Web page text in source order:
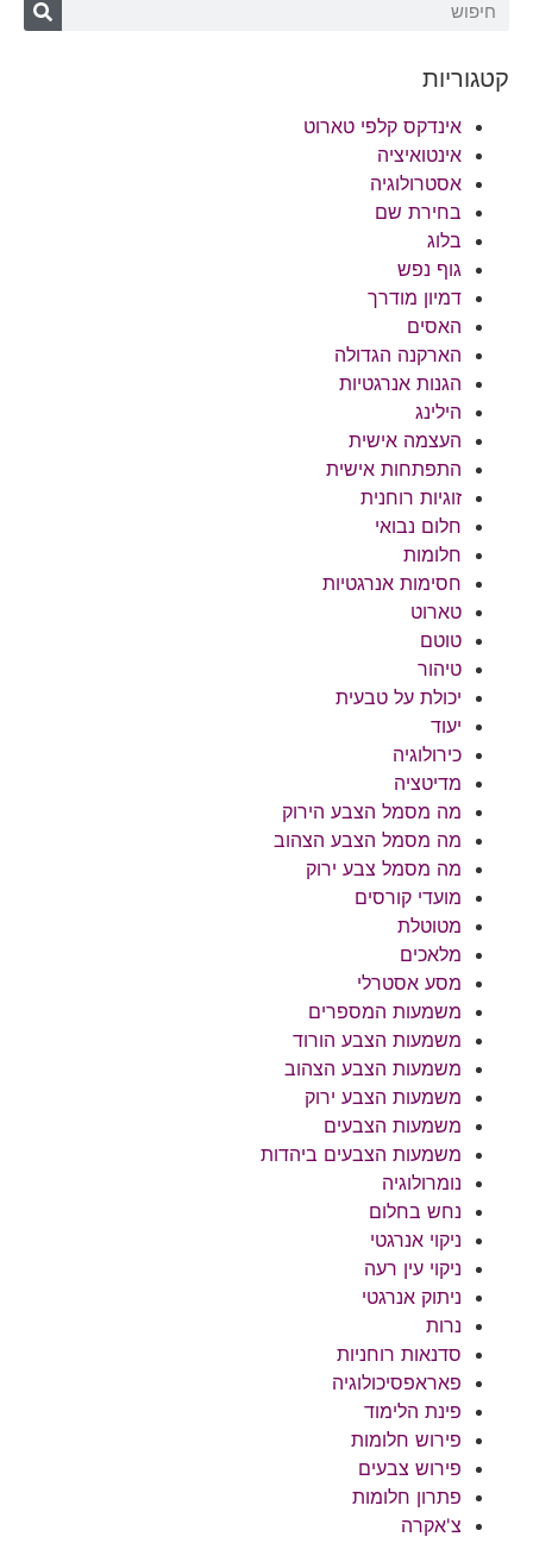
קטגוריות
אינדקס קלפי טארוט
אינטואיציה
אסטרולוגיה
בחירת שם
בלוג
גוף נפש
דמיון מודרך
האסים
הארקנה הגדולה
הגנות אנרגטיות
הילינג
העצמה אישית
התפתחות אישית
זוגיות רוחנית
חלום נבואי
חלומות
חסימות אנרגטיות
טארוט
טוטם
טיהור
יכולת על טבעית
יעוד
כירולוגיה
מדיטציה
מה מסמל הצבע הירוק
מה מסמל הצבע הצהוב
מה מסמל צבע ירוק
מועדי קורסים
מטוטלת
מלאכים
מסע אסטרלי
משמעות המספרים
משמעות הצבע הורוד
משמעות הצבע הצהוב
משמעות הצבע ירוק
משמעות הצבעים
משמעות הצבעים ביהדות
נומרולוגיה
נחש בחלום
ניקוי אנרגטי
ניקוי עין רעה
ניתוק אנרגטי
נרות
סדנאות רוחניות
פאראפסיכולוגיה
פינת הלימוד
פירוש חלומות
פירוש צבעים
פתרון חלומות
צ'אקרה